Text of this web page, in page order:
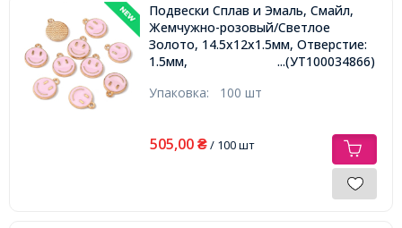
Подвески Сплав и Эмаль, Смайл,
Жемчужно-розовый/Светлое
Золото, 14.5х12х1.5мм, Отверстие:
1.5мм,
...(УТ100034866)
Упаковка: 100 шт
505,00 ₴/ 100 шт